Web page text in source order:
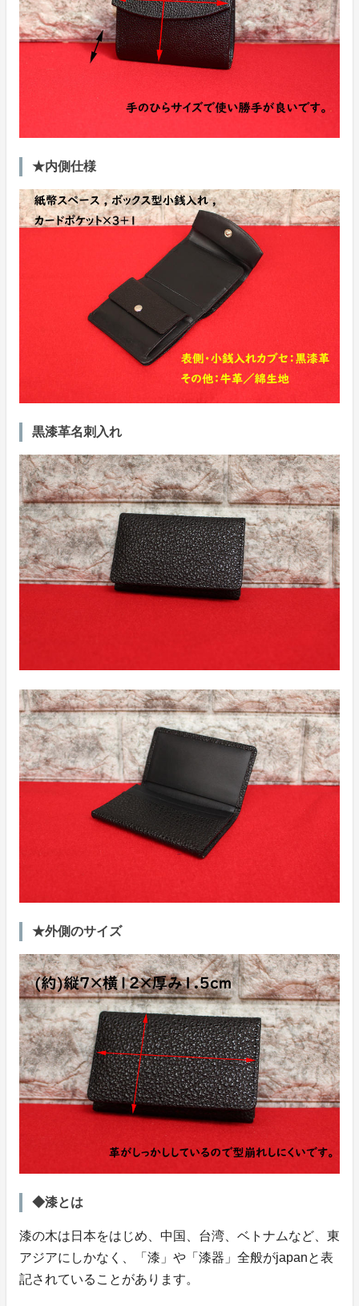
★内側仕様
黒漆革名刺入れ
★外側のサイズ
◆漆とは
漆の木は日本をはじめ、中国、台湾、ベトナムなど、東
アジアにしかなく、「漆」や「漆器」全般がjapanと表
記されていることがあります。